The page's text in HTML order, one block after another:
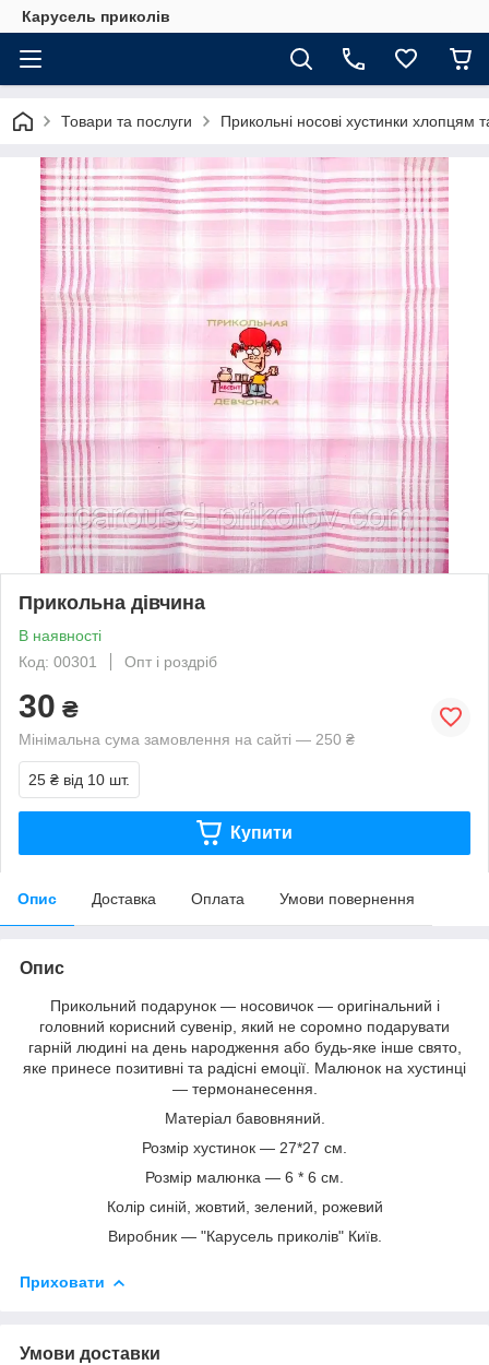
Карусель приколів
Товари та послуги Прикольні носові хустинки хлопцям
Прикольна дівчина
В наявності
Код: 00301
Опт і роздріб
30 ₴
Мінімальна сума замовлення на сайті — 250 ₴
25 ₴ від 10 шт.
Купити
Опис Доставка Оплата Умови повернення
Опис
Прикольний подарунок — носовичок — оригінальний і
головний корисний сувенір, який не соромно подарувати
гарній людині на день народження або будь-яке інше свято,
яке принесе позитивні та радісні емоції. Малюнок на хустинці
— термонанесення.
Матеріал бавовняний.
Розмір хустинок — 27*27 см.
Розмір малюнка — 6 * 6 см.
Колір синій, жовтий, зелений, рожевий
Виробник — "Карусель приколів" Київ.
Приховати
Умови доставки